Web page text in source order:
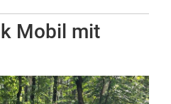
Mobil mit